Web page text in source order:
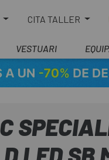
CITA TALLER
VESTUARI